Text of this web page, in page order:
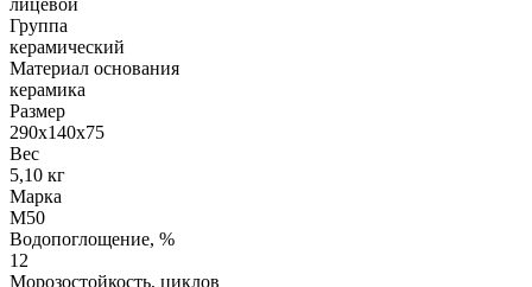
лицевой
Группа
керамический
Материал основания
керамика
Размер
290х140х75
Вес
5,10 кг
Марка
М50
Водопоглощение, %
12
Морозостойкость, циклов